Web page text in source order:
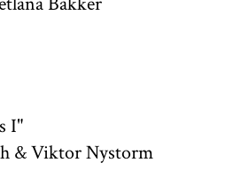
I"
& Viktor Nystorm